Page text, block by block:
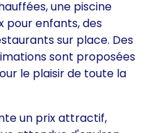
une piscine
pour enfants, des
sur place. Des
sont proposées
le plaisir de toute la
un prix attractif,